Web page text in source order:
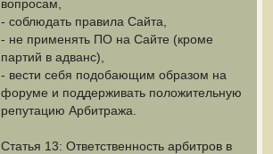
вопросам,
- соблюдать правила Сайта,
- не применять ПО на Сайте (кроме
партий в адванс),
- вести себя подобающим образом на
форуме и поддерживать положительную
репутацию Арбитража.
Статья 13: Ответственность арбитров в